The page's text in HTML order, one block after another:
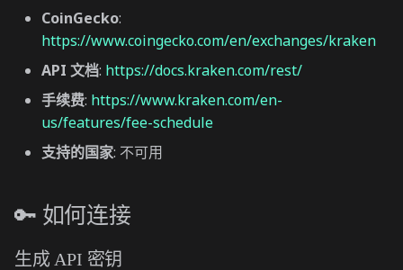
CoinGecko:
https://www.coingecko.com/en/exchanges/kraken
API 文档: https://docs.kraken.com/rest/
手续费: https://www.kraken.com/en-
us/features/fee-schedule
支持的国家: 不可用
🔑 如何连接
生成 API 密钥